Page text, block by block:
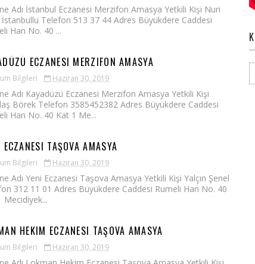
Adı İstanbul Eczanesi Merzifon Amasya Yetkili Kişi Nuri
İstanbullu Telefon 513 37 44 Adres Büyükdere Caddesi
Han No. 40 ...
ECZANESI MERZIFON AMASYA
Bilgileri Haziran 30, 2019
Adı Kayadüzü Eczanesi Merzifon Amasya Yetkili Kişi
Börek Telefon 3585452382 Adres Büyükdere Caddesi
Han No. 40 Kat 1 Me...
ECZANESI TAŞOVA AMASYA
Bilgileri Haziran 30, 2019
Adı Yeni Eczanesi Taşova Amasya Yetkili Kişi Yalçın Şenel
312 11 01 Adres Büyükdere Caddesi Rumeli Han No. 40
Mecidiyek...
HEKIM ECZANESI TAŞOVA AMASYA
Bilgileri Haziran 30, 2019